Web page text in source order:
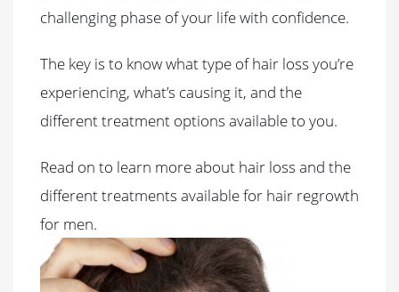
challenging phase of your life with confidence.
The key is to know what type of hair loss you’re
experiencing, what’s causing it, and the
different treatment options available to you.
Read on to learn more about hair loss and the
different treatments available for hair regrowth
for men.